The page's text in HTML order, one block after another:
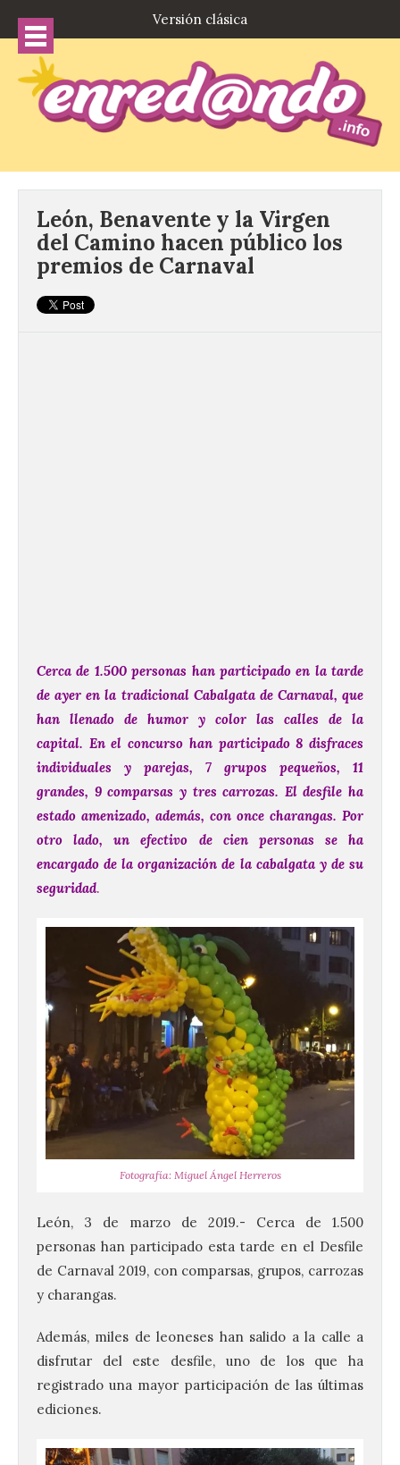
Versión clásica
León, Benavente y la Virgen
del Camino hacen público los
premios de Carnaval
Cerca de 1.500 personas han participado en la tarde
de ayer en la tradicional Cabalgata de Carnaval, que
han llenado de humor y color las calles de la
capital. En el concurso han participado 8 disfraces
individuales y parejas, 7 grupos pequeños, 11
grandes, 9 comparsas y tres carrozas. El desfile ha
estado amenizado, además, con once charangas. Por
otro lado, un efectivo de cien personas se ha
encargado de la organización de la cabalgata y de su
seguridad.
Fotografía: Miguel Ángel Herreros
León, 3 de marzo de 2019.- Cerca de 1.500
personas han participado esta tarde en el Desfile
de Carnaval 2019, con comparsas, grupos, carrozas
y charangas.
Además, miles de leoneses han salido a la calle a
disfrutar del este desfile, uno de los que ha
registrado una mayor participación de las últimas
ediciones.